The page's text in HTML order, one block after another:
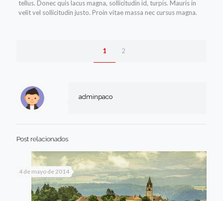
tellus. Donec quis lacus magna, sollicitudin id, turpis. Mauris in
velit vel sollicitudin justo. Proin vitae massa nec cursus magna.
1 2
adminpaco
Post relacionados
4 de mayo de 2014